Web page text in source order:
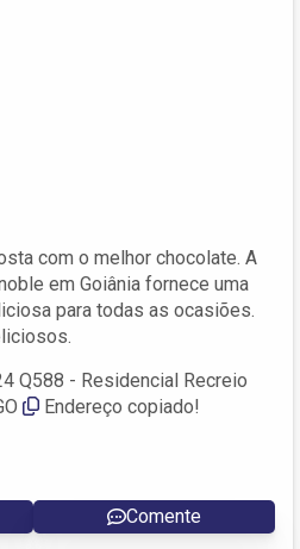
com o melhor chocolate. A
em Goiânia fornece uma
para todas as ocasiões.
Q588 - Residencial Recreio
Endereço copiado!
Comente